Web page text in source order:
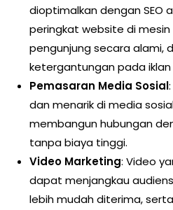
dioptimalkan dengan SEO
peringkat website di mesin
pengunjung secara alami,
ketergantungan pada iklan
Pemasaran Media Sosial
dan menarik di media
membangun hubungan
tanpa biaya tinggi.
Video Marketing: Video
dapat menjangkau
lebih mudah diterima,